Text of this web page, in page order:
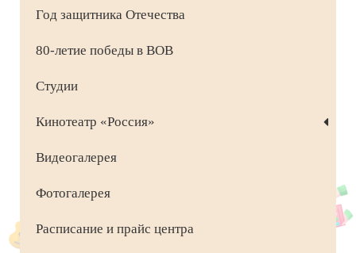
Год защитника Отечества
80-летие победы в ВОВ
Студии
Кинотеатр «Россия»
Видеогалерея
Фотогалерея
Расписание и прайс центра